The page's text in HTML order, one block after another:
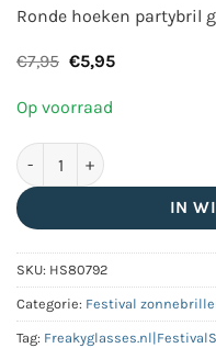
Ronde hoeken partybril
€7,95 Oorspronkelijke
€7,95.
€5,95Huidige
Op voorraad
Ronde hoeken partybril
IN
SKU: HS80792
Categorie: Festival
Tag: